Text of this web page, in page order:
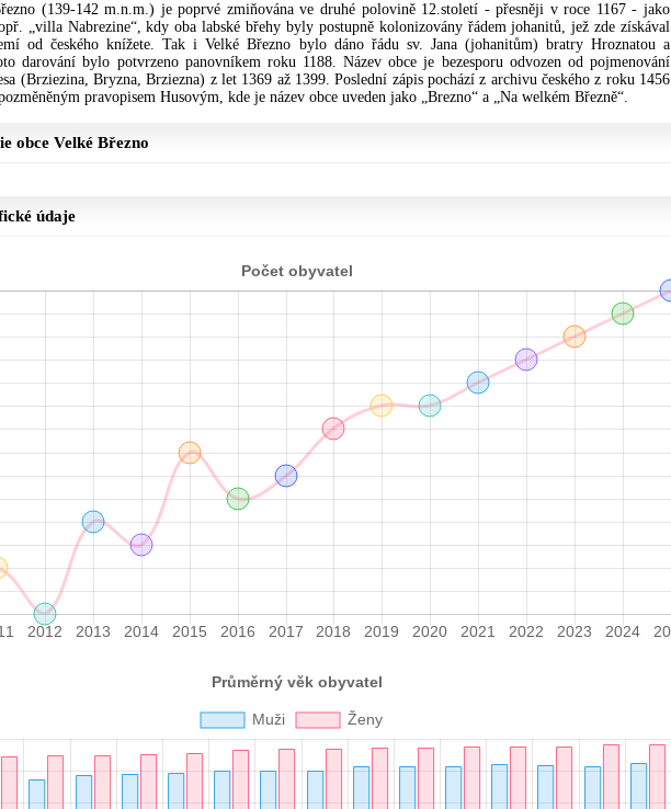
(139-142 m.n.m.) je poprvé zmiňována ve druhé polovině 12.století - přesněji v roce 1167 - jako
„villa Nabrezine“, kdy oba labské břehy byly postupně kolonizovány řádem johanitů, jež zde získával
od českého knížete. Tak i Velké Březno bylo dáno řádu sv. Jana (johanitům) bratry Hroznatou a
darování bylo potvrzeno panovníkem roku 1188. Název obce je bezesporu odvozen od pojmenování
(Brziezina, Bryzna, Brziezna) z let 1369 až 1399. Poslední zápis pochází z archivu českého z roku 1456
pravopisem Husovým, kde je název obce uveden jako „Brezno“ a „Na welkém Březně“.
obce Velké Březno
údaje